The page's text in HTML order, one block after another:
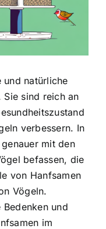
und natürliche
sind reich an
verbessern. In
mit den
befassen, die
von Hanfsamen
Vögeln.
und
im